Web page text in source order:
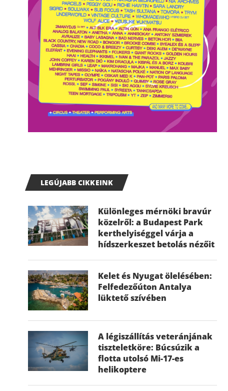
LEGÚJABB CIKKEINK
Különleges mérnöki bravúr
közelről: a Budapest Park
kerthelyiséggel várja a
hídszerkeszet betolás nézőit
Kelet és Nyugat ölelésében:
Felfedezőúton Antalya
lüktető szívében
A légiszállítás veteránjának
tiszteletköre: Búcsúzik a
flotta utolsó Mi-17-es
helikoptere